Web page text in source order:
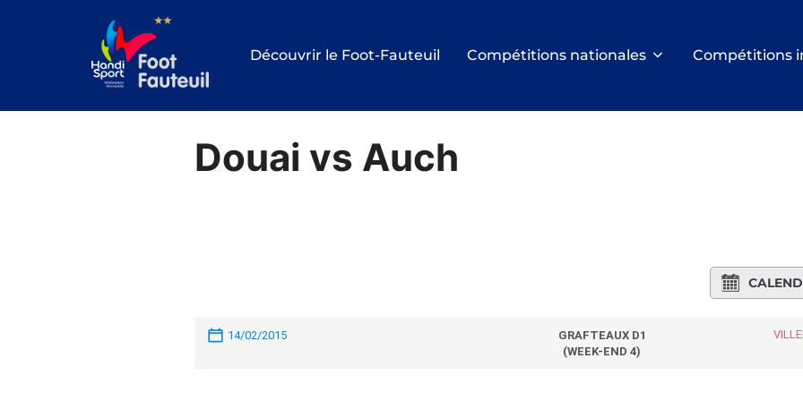
Découvrir le Foot-Fauteuil Compétitions nationales Compétitions
Douai vs Auch
14/02/2015
GRAFTEAUX D1
(WEEK-END 4)